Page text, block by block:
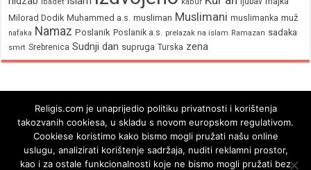
ibadet kabur
Milorad Dodik Muhammed a.s. musliman Muslimani muslimanka muž
nafaka Namaz Poslanik Poslanik a.s. prelazak na islam Ramazan sadaka
smrt Srebrenica Sudnji dan supruga Turska zena
Religis.com je unaprijedio politiku privatnosti i korištenja
takozvanih cookiesa, u skladu s novom europskom regulativom.
Cookiese koristimo kako bismo mogli pružati našu online
uslugu, analizirati korištenje sadržaja, nuditi reklamni prostor,
kao i za ostale funkcionalnosti koje ne bismo mogli pružati bez